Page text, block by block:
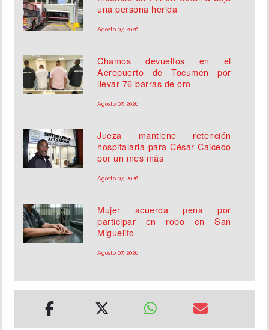
una persona herida
Agosto 07, 2026
Chamos devueltos en el
Aeropuerto de Tocumen por
llevar 76 barras de oro
Agosto 07, 2026
Jueza mantiene retención
hospitalaria para César Caicedo
por un mes más
Agosto 07, 2026
Mujer acuerda pena por
participar en robo en San
Miguelito
Agosto 07, 2026